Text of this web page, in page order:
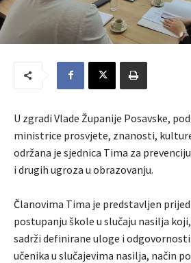
U zgradi Vlade Županije Posavske,
ministrice prosvjete, znanosti,
održana je sjednica Tima za
i drugih ugroza u obrazovanju.
Članovima Tima je predstavljen
postupanju škole u slučaju nasilja
sadrži definirane uloge i
učenika u slučajevima nasilja, način